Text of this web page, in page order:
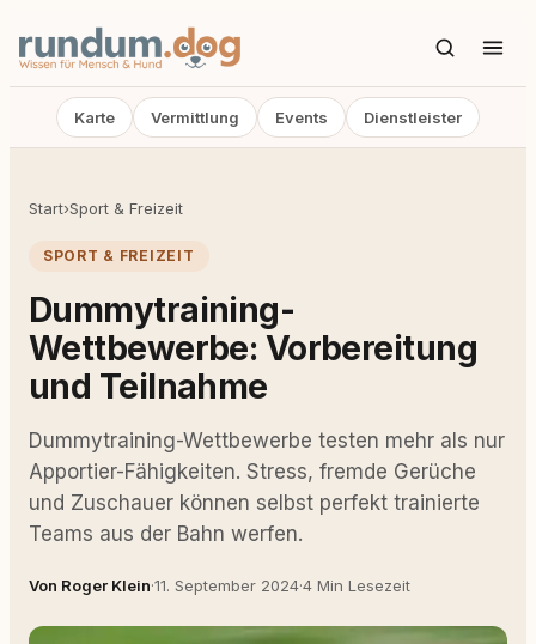
Karte Vermittlung Events Dienstleister
Start›Sport & Freizeit
SPORT & FREIZEIT
Dummytraining-
Wettbewerbe: Vorbereitung
und Teilnahme
Dummytraining-Wettbewerbe testen mehr als nur
Apportier-Fähigkeiten. Stress, fremde Gerüche
und Zuschauer können selbst perfekt trainierte
Teams aus der Bahn werfen.
Von Roger Klein·11. September 2024·4 Min Lesezeit